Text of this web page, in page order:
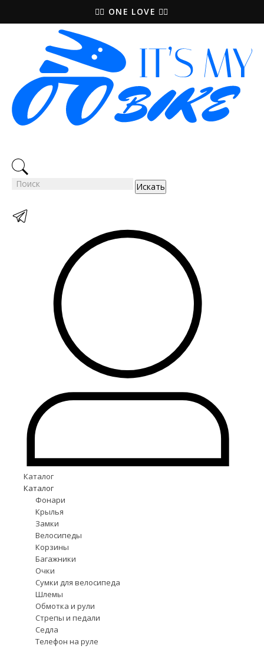
🚵‍♀️ ONE LOVE 🚴‍♀️
Искать
Каталог
Каталог
Фонари
Крылья
Замки
Велосипеды
Корзины
Багажники
Очки
Сумки для велосипеда
Шлемы
Обмотка и рули
Стрепы и педали
Седла
Телефон на руле